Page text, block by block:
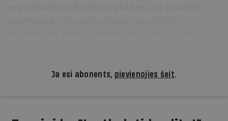
Ja esi abonents, pievienojies šeit.